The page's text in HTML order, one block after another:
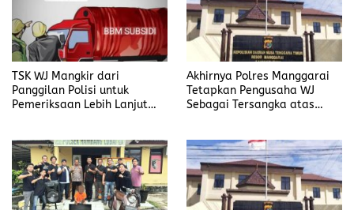
TSK WJ Mangkir dari
Panggilan Polisi untuk
Pemeriksaan Lebih Lanjut
Apa?
Akhirnya Polres Manggarai
Tetapkan Pengusaha WJ
Sebagai Tersangka atas